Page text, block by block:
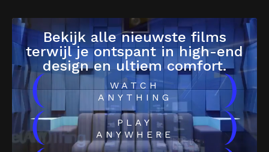
Bekijk alle nieuwste films
terwijl je ontspant in high-end
design en ultiem comfort.
(
WATCH
ANYTHING
)
(
PLAY
ANYWHERE
)